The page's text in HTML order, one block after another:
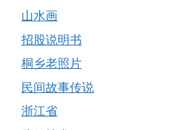
山水画
招股说明书
桐乡老照片
民间故事传说
浙江省